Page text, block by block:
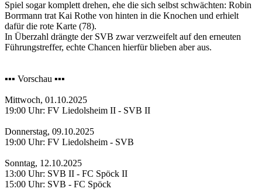
Spiel sogar komplett drehen, ehe die sich selbst schwächten: Robin
Borrmann trat Kai Rothe von hinten in die Knochen und erhielt
dafür die rote Karte (78).
In Überzahl drängte der SVB zwar verzweifelt auf den erneuten
Führungstreffer, echte Chancen hierfür blieben aber aus.
▪️▪️▪️ Vorschau ▪️▪️▪️
Mittwoch, 01.10.2025
19:00 Uhr: FV Liedolsheim II - SVB II
Donnerstag, 09.10.2025
19:00 Uhr: FV Liedolsheim - SVB
Sonntag, 12.10.2025
13:00 Uhr: SVB II - FC Spöck II
15:00 Uhr: SVB - FC Spöck